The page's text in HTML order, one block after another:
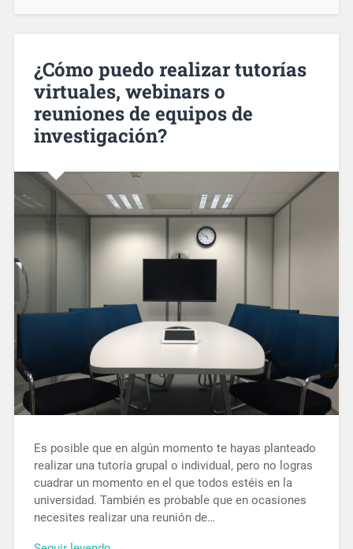
¿Cómo puedo realizar tutorías
virtuales, webinars o
reuniones de equipos de
investigación?
Es posible que en algún momento te hayas planteado
realizar una tutoría grupal o individual, pero no logras
cuadrar un momento en el que todos estéis en la
universidad. También es probable que en ocasiones
necesites realizar una reunión de…